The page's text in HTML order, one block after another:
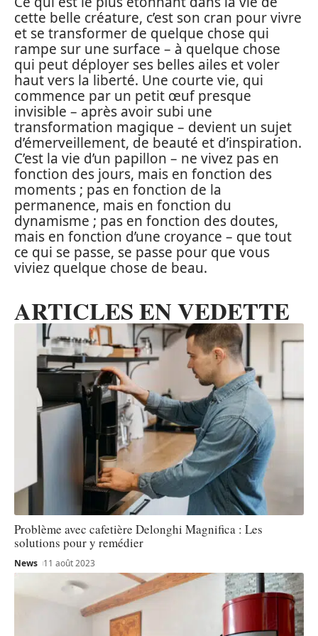
cette belle créature, c’est son cran pour vivre
et se transformer de quelque chose qui
rampe sur une surface – à quelque chose
qui peut déployer ses belles ailes et voler
haut vers la liberté. Une courte vie, qui
commence par un petit œuf presque
invisible – après avoir subi une
transformation magique – devient un sujet
d’émerveillement, de beauté et d’inspiration.
C’est la vie d’un papillon – ne vivez pas en
fonction des jours, mais en fonction des
moments ; pas en fonction de la
permanence, mais en fonction du
dynamisme ; pas en fonction des doutes,
mais en fonction d’une croyance – que tout
ce qui se passe, se passe pour que vous
viviez quelque chose de beau.
ARTICLES EN VEDETTE
Problème avec cafetière Delonghi Magnifica : Les
solutions pour y remédier
News 11 août 2023